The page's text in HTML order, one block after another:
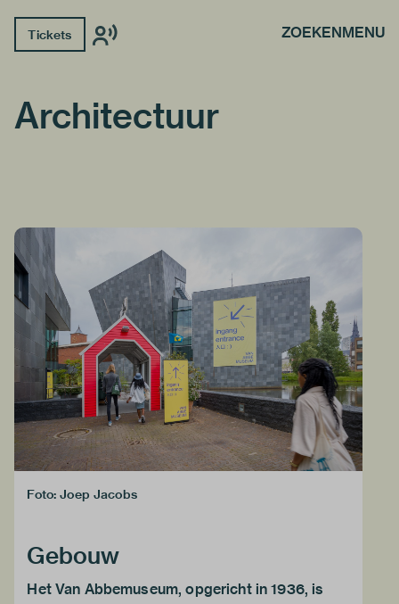
Tickets ZOEKENMENU
Architectuur
Foto: Joep Jacobs
Gebouw
Het Van Abbemuseum, opgericht in 1936, is